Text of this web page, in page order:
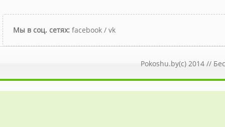
Мы в соц. сетях: facebook / vk
Pokoshu.by(c) 2014 //